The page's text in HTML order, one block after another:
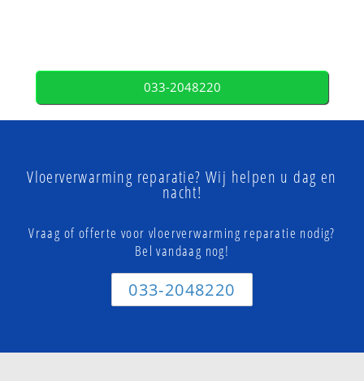
033-2048220
Vloerverwarming reparatie? Wij helpen u dag en
nacht!
Vraag of offerte voor vloerverwarming reparatie nodig?
Bel vandaag nog!
033-2048220